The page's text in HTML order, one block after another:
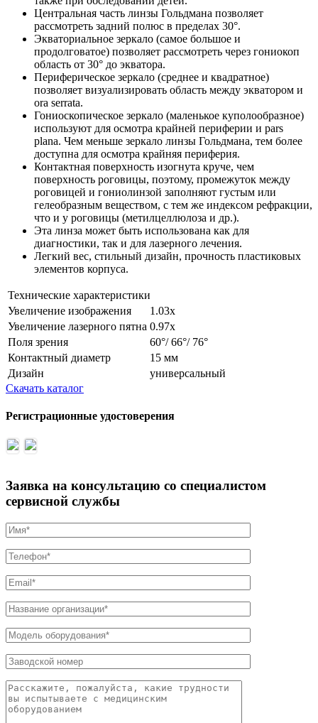
Центральная часть линзы Гольдмана позволяет
рассмотреть задний полюс в пределах 30°.
Экваториальное зеркало (самое большое и
продолговатое) позволяет рассмотреть через гониокоп
область от 30° до экватора.
Периферическое зеркало (среднее и квадратное)
позволяет визуализировать область между экватором и
ora serrata.
Гониоскопическое зеркало (маленькое куполообразное)
используют для осмотра крайней периферии и pars
plana. Чем меньше зеркало линзы Гольдмана, тем более
доступна для осмотра крайняя периферия.
Контактная поверхность изогнута круче, чем
поверхность роговицы, поэтому, промежуток между
роговицей и гониолинзой заполняют густым или
гелеобразным веществом, с тем же индексом рефракции,
что и у роговицы (метилцеллюлоза и др.).
Эта линза может быть использована как для
диагностики, так и для лазерного лечения.
Легкий вес, стильный дизайн, прочность пластиковых
элементов корпуса.
Технические характеристики
Увеличение изображения
1.03x
Увеличение лазерного пятна 0.97x
Поля зрения
60°/ 66°/ 76°
Контактный диаметр
15 мм
Дизайн
универсальный
Скачать каталог
Регистрационные удостоверения
Заявка на консультацию со специалистом
сервисной службы